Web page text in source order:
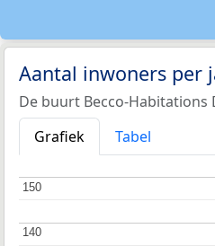
Aantal inwoners per
De buurt Becco-Habitations
Grafiek
Tabel
140
140
150
150